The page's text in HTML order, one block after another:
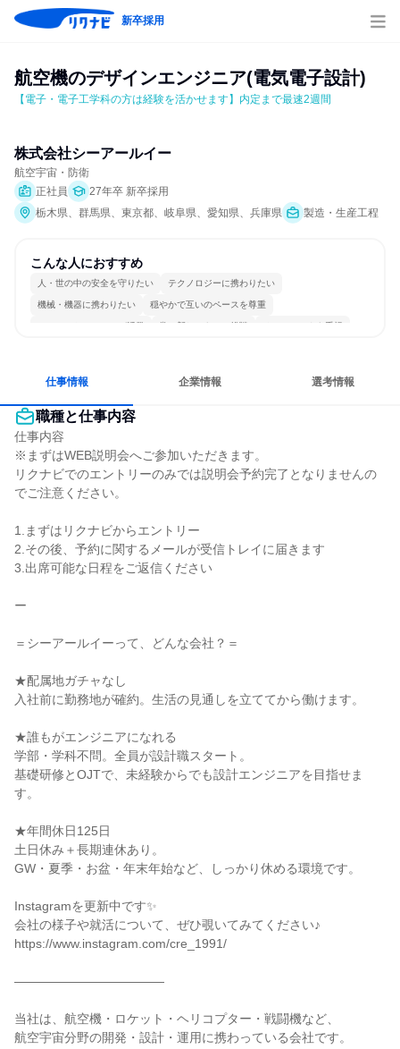
新卒採用
航空機のデザインエンジニア(電気電子設計)
【電子・電子工学科の方は経験を活かせます】内定まで最速2週間
株式会社シーアールイー
航空宇宙・防衛
正社員
27年卒 新卒採用
栃木県、群馬県、東京都、岐阜県、愛知県、兵庫県
製造・生産工程
こんな人におすすめ
人・世の中の安全を守りたい テクノロジーに携わりたい
機械・機器に携わりたい 穏やかで互いのペースを尊重
コミュニケーションが活発 常に新しいものに挑戦 チームワークを重視
仕事情報 企業情報 選考情報
職種と仕事内容
仕事内容
※まずはWEB説明会へご参加いただきます。
リクナビでのエントリーのみでは説明会予約完了となりませんの
でご注意ください。
1.まずはリクナビからエントリー
2.その後、予約に関するメールが受信トレイに届きます
3.出席可能な日程をご返信ください
ー
＝シーアールイーって、どんな会社？＝
★配属地ガチャなし
入社前に勤務地が確約。生活の見通しを立ててから働けます。
★誰もがエンジニアになれる
学部・学科不問。全員が設計職スタート。
基礎研修とOJTで、未経験からでも設計エンジニアを目指せま
す。
★年間休日125日
土日休み＋長期連休あり。
GW・夏季・お盆・年末年始など、しっかり休める環境です。
Instagramを更新中です✨
会社の様子や就活について、ぜひ覗いてみてください♪
https://www.instagram.com/cre_1991/
――――――――――――
当社は、航空機・ロケット・ヘリコプター・戦闘機など、
航空宇宙分野の開発・設計・運用に携わっている会社です。